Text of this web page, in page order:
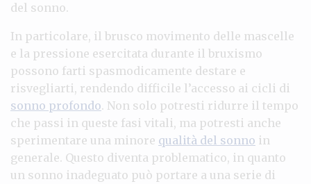
del sonno.
In particolare, il brusco movimento delle mascelle
e la pressione esercitata durante il bruxismo
possono farti spasmodicamente destare e
risvegliarti, rendendo difficile l’accesso ai cicli di
sonno profondo. Non solo potresti ridurre il tempo
che passi in queste fasi vitali, ma potresti anche
sperimentare una minore qualità del sonno in
generale. Questo diventa problematico, in quanto
un sonno inadeguato può portare a una serie di